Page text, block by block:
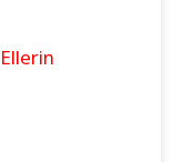
Ellerin